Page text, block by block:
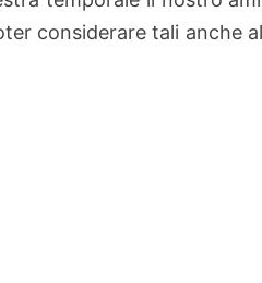
considerare tali anche